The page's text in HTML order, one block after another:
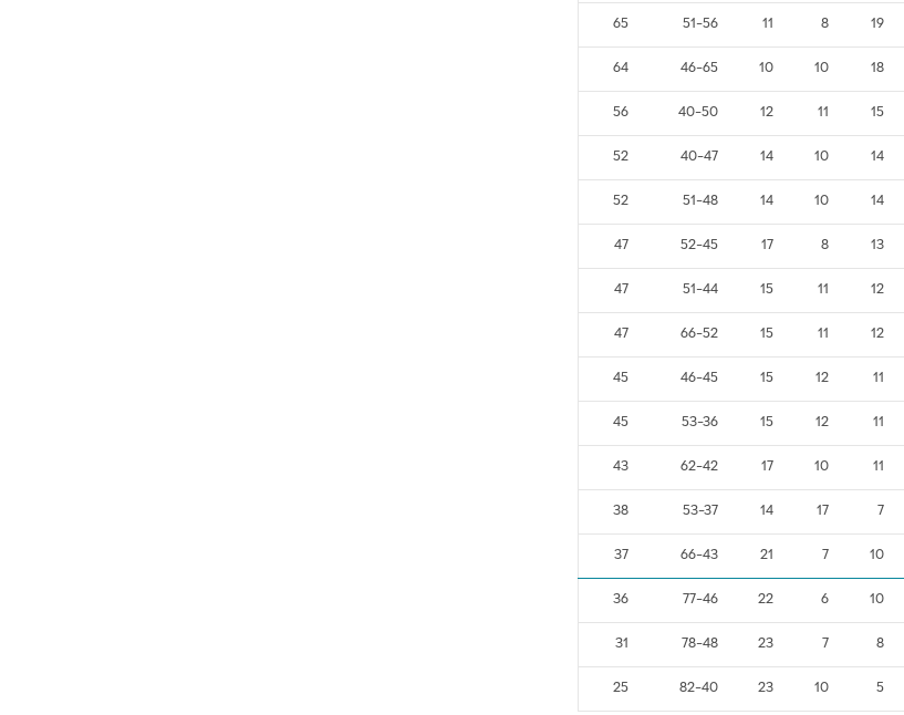
19
8
11
51-56
65
18
10
10
46-65
64
15
11
12
40-50
56
14
10
14
40-47
52
14
10
14
51-48
52
13
8
17
52-45
47
12
11
15
51-44
47
12
11
15
66-52
47
11
12
15
46-45
45
11
12
15
53-36
45
11
10
17
62-42
43
7
17
14
53-37
38
10
7
21
66-43
37
10
6
22
77-46
36
8
7
23
78-48
31
5
10
23
82-40
25